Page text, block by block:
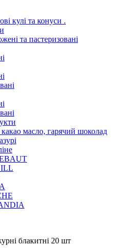
кулі та конуси .
та пастеризовані
масло, гарячий шоколад
блакитні 20 шт